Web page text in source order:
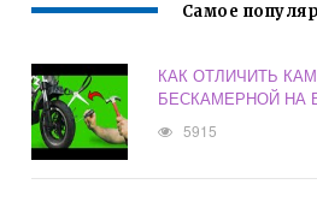
Самое
КАК ОТЛИЧИТЬ
БЕСКАМЕРНОЙ НА
5915